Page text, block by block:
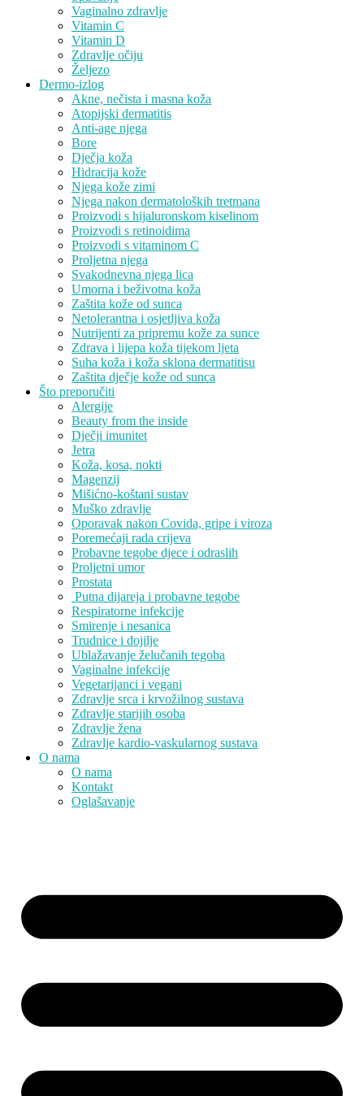
Vaginalno zdravlje
Vitamin C
Vitamin D
Zdravlje očiju
Željezo
Dermo-izlog
Akne, nečista i masna koža
Atopijski dermatitis
Anti-age njega
Bore
Dječja koža
Hidracija kože
Njega kože zimi
Njega nakon dermatoloških tretmana
Proizvodi s hijaluronskom kiselinom
Proizvodi s retinoidima
Proizvodi s vitaminom C
Proljetna njega
Svakodnevna njega lica
Umorna i beživotna koža
Zaštita kože od sunca
Netolerantna i osjetljiva koža
Nutrijenti za pripremu kože za sunce
Zdrava i lijepa koža tijekom ljeta
Suha koža i koža sklona dermatitisu
Zaštita dječje kože od sunca
Što preporučiti
Alergije
Beauty from the inside
Dječji imunitet
Jetra
Koža, kosa, nokti
Magenzij
Mišićno-koštani sustav
Muško zdravlje
Oporavak nakon Covida, gripe i viroza
Poremećaji rada crijeva
Probavne tegobe djece i odraslih
Proljetni umor
Prostata
Putna dijareja i probavne tegobe
Respiratorne infekcije
Smirenje i nesanica
Trudnice i dojilje
Ublažavanje želučanih tegoba
Vaginalne infekcije
Vegetarijanci i vegani
Zdravlje srca i krvožilnog sustava
Zdravlje starijih osoba
Zdravlje žena
Zdravlje kardio-vaskularnog sustava
O nama
O nama
Kontakt
Oglašavanje